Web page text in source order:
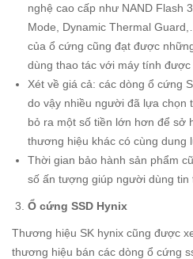
nghệ cao cấp như NAND Flash
Mode, Dynamic Thermal
của ổ cứng cũng đạt được
dùng thao tác với máy tính được
Xét về giá cả: các dòng ổ cứng
do vậy nhiều người đã lựa chọn
bỏ ra một số tiền lớn hơn để sở
thương hiệu khác có cùng dung
Thời gian bảo hành sản phẩm
số ấn tượng giúp người dùng
Ổ cứng SSD Hynix
Thương hiệu SK hynix cũng được
thương hiệu bán các dòng ổ cứng